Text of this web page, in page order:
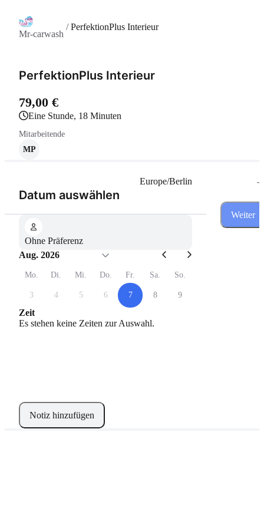
Mr-carwash
/PerfektionPlus Interieur
PerfektionPlus Interieur
79,00 €
eine Stunde, 18 Minuten
Mitarbeitende
MP
Datum auswählen
Europe/Berlin
Ohne Präferenz
Aug. 2026
Mo. Di. Mi. Do. Fr. Sa. So.
3 4 5 6 7 8 9
Zeit
Es stehen keine Zeiten zur Auswahl.
Notiz hinzufügen
Weiter